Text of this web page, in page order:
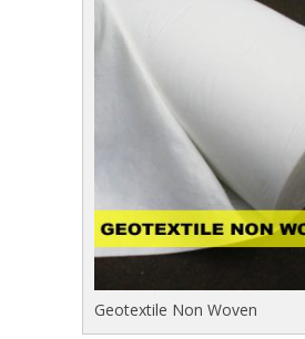
Geotextile Non Woven